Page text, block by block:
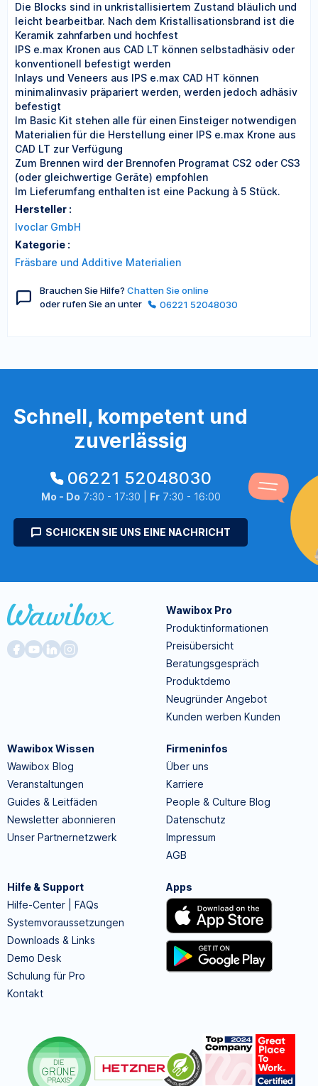
Die Blocks sind in unkristallisiertem Zustand bläulich und
leicht bearbeitbar. Nach dem Kristallisationsbrand ist die
Keramik zahnfarben und hochfest
IPS e.max Kronen aus CAD LT können selbstadhäsiv oder
konventionell befestigt werden
Inlays und Veneers aus IPS e.max CAD HT können
minimalinvasiv präpariert werden, werden jedoch adhäsiv
befestigt
Im Basic Kit stehen alle für einen Einsteiger notwendigen
Materialien für die Herstellung einer IPS e.max Krone aus
CAD LT zur Verfügung
Zum Brennen wird der Brennofen Programat CS2 oder CS3
(oder gleichwertige Geräte) empfohlen
Im Lieferumfang enthalten ist eine Packung à 5 Stück.
Hersteller :
Ivoclar GmbH
Kategorie :
Fräsbare und Additive Materialien
Brauchen Sie Hilfe? Chatten Sie online
oder rufen Sie an unter
06221 52048030
Schnell, kompetent und
zuverlässig
06221 52048030
Mo - Do 7:30 - 17:30 | Fr7:30 - 16:00
SCHICKEN SIE UNS EINE NACHRICHT
Wawibox Pro
Produktinformationen
Preisübersicht
Beratungsgespräch
Produktdemo
Neugründer Angebot
Kunden werben Kunden
Wawibox Wissen
Wawibox Blog
Veranstaltungen
Guides & Leitfäden
Newsletter abonnieren
Unser Partnernetzwerk
Firmeninfos
Über uns
Karriere
People & Culture Blog
Datenschutz
Impressum
AGB
Hilfe & Support
Hilfe-Center | FAQs
Systemvoraussetzungen
Downloads & Links
Demo Desk
Schulung für Pro
Kontakt
Apps